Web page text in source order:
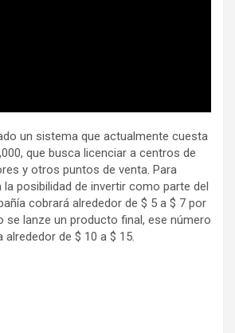
un sistema que actualmente cuesta
que busca licenciar a centros de
y otros puntos de venta. Para
la posibilidad de invertir como parte del
cobrará alrededor de $ 5 a $ 7 por
se lanze un producto final, ese número
alrededor de $ 10 a $ 15.